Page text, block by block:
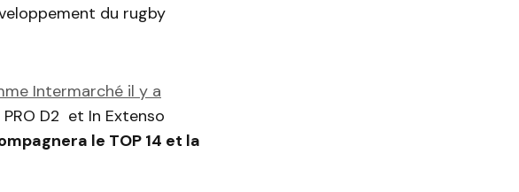
du rugby
Intermarché il y a
D2 et In Extenso
le TOP 14 et la